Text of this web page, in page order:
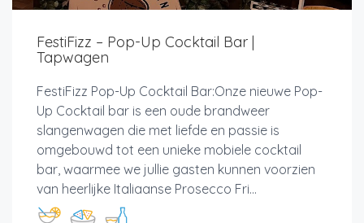
FestiFizz – Pop-Up Cocktail Bar |
Tapwagen
FestiFizz Pop-Up Cocktail Bar:Onze nieuwe Pop-
Up Cocktail bar is een oude brandweer
slangenwagen die met liefde en passie is
omgebouwd tot een unieke mobiele cocktail
bar, waarmee we jullie gasten kunnen voorzien
van heerlijke Italiaanse Prosecco Fri...